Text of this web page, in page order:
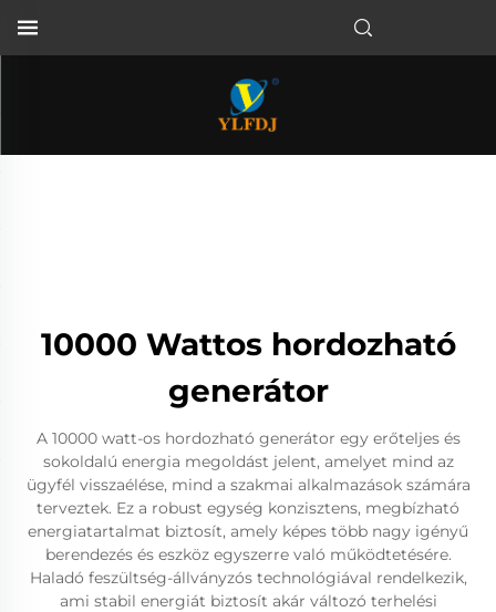
10000 Wattos hordozható
generátor
A 10000 watt-os hordozható generátor egy erőteljes és
sokoldalú energia megoldást jelent, amelyet mind az
ügyfél visszaélése, mind a szakmai alkalmazások számára
terveztek. Ez a robust egység konzisztens, megbízható
energiatartalmat biztosít, amely képes több nagy igényű
berendezés és eszköz egyszerre való működtetésére.
Haladó feszültség-állványzós technológiával rendelkezik,
ami stabil energiát biztosít akár változó terhelési